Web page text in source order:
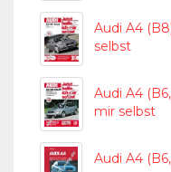
Audi A4
selbst
Audi A4
mir selbst
Audi A4